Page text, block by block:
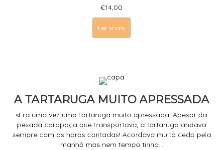
€14,00
Ler mais
A TARTARUGA MUITO APRESSADA
«Era uma vez uma tartaruga muito apressada. Apesar da
pesada carapaça que transportava, a tartaruga andava
sempre com as horas contadas! Acordava muito cedo pela
manhã mas nem tempo tinha...